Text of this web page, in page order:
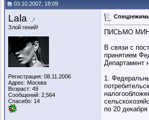
03.10.2007, 18:09
Lala
Злой гений!
Регистрация: 08.11.2006
Адрес: Москва
Возраст: 49
Сообщений: 2,564
Спасибо: 14
ПИСЬМО
В связи с
принятием
Департамент
1.
по 20 декабря